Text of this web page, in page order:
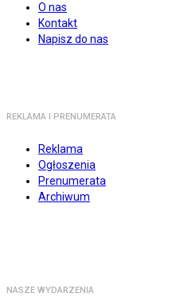
O nas
Kontakt
Napisz do nas
REKLAMA I PRENUMERATA
Reklama
Ogłoszenia
Prenumerata
Archiwum
NASZE WYDARZENIA